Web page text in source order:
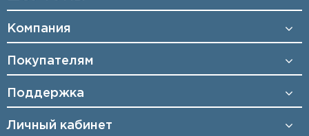
Компания
Покупателям
Поддержка
Личный кабинет